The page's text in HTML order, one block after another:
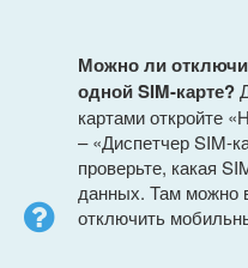
Можно ли
одной SIM-карте?
картами откройте
– «Диспетчер SIM-
проверьте, какая
данных. Там можно
отключить